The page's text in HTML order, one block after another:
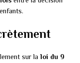
sur la loi du 9